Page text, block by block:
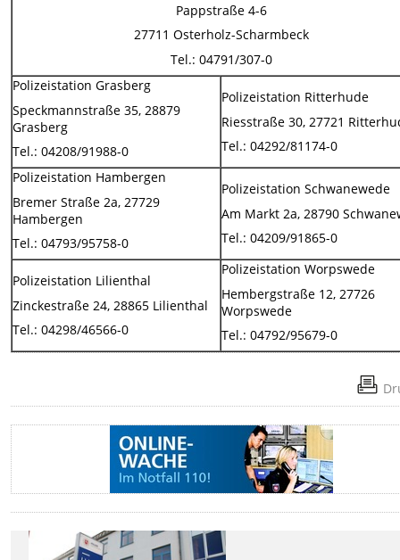
Pappstraße 4-6
27711 Osterholz-Scharmbeck
Tel.: 04791/307-0
Polizeistation Grasberg
Speckmannstraße 35, 28879
Grasberg
Tel.: 04208/91988-0
Polizeistation Ritterhude
Riesstraße 30, 27721
Tel.: 04292/81174-0
Polizeistation Hambergen
Bremer Straße 2a, 27729
Hambergen
Tel.: 04793/95758-0
Polizeistation Schwanewede
Am Markt 2a, 28790
Tel.: 04209/91865-0
Polizeistation Lilienthal
Zinckestraße 24, 28865 Lilienthal
Tel.: 04298/46566-0
Polizeistation Worpswede
Hembergstraße 12, 27726
Worpswede
Tel.: 04792/95679-0